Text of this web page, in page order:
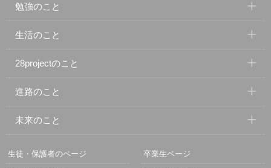
勉強のこと
生活のこと
28projectのこと
進路のこと
未来のこと
生徒・保護者のページ 卒業生ページ